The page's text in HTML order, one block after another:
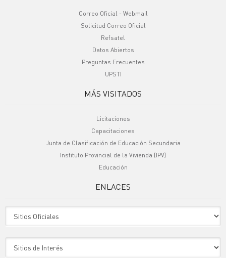
Correo Oficial - Webmail
Solicitud Correo Oficial
Refsatel
Datos Abiertos
Preguntas Frecuentes
UPSTI
MÁS VISITADOS
Licitaciones
Capacitaciones
Junta de Clasificación de Educación Secundaria
Instituto Provincial de la Vivienda (IPV)
Educación
ENLACES